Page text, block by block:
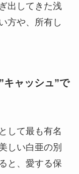
出してきた浅
方や、所有し
キャッシュ”で
して最も有名
しい白亜の別
と、愛する保